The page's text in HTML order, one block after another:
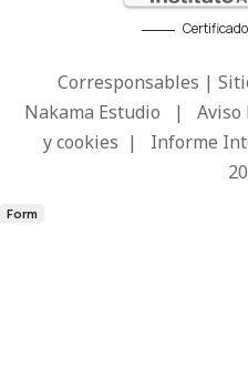
Corresponsables |
Nakama Estudio | Aviso
y cookies | Informe
Form